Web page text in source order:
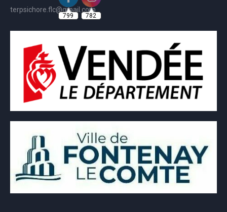
terpsichore.flc@gmail.com
799 782